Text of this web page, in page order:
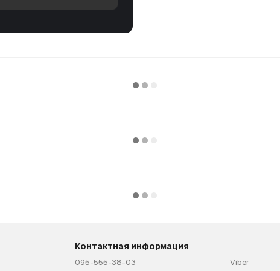
Контактная информация
095-555-38-03 Viber